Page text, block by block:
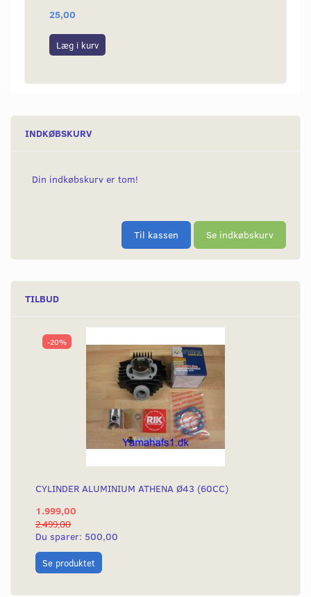
25,00
Læg i kurv
INDKØBSKURV
Din indkøbskurv er tom!
Til kassen Se indkøbskurv
TILBUD
-20%
CYLINDER ALUMINIUM ATHENA Ø43 (60CC)
1.999,00
2.499,00
Du sparer: 500,00
Se produktet